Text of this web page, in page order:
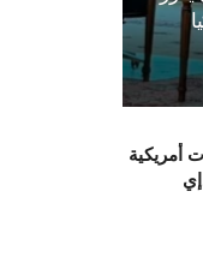
أمريكية